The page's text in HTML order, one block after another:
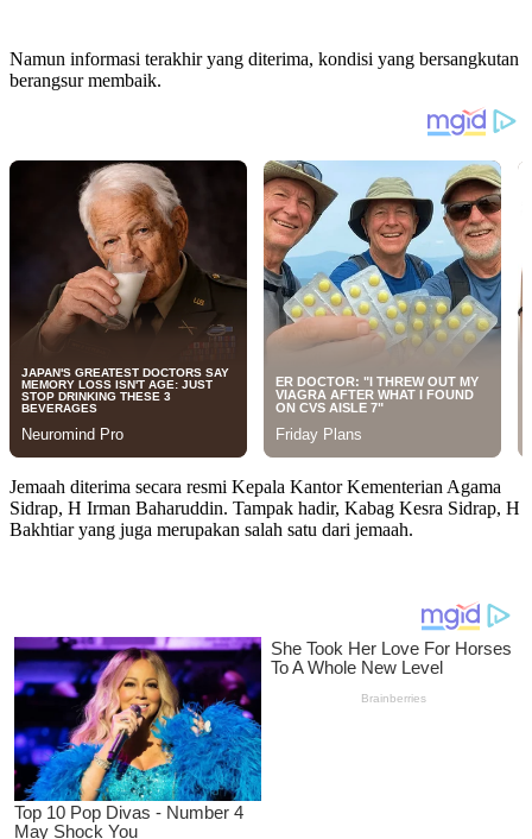
Namun informasi terakhir yang diterima, kondisi yang bersangkutan
berangsur membaik.
Jemaah diterima secara resmi Kepala Kantor Kementerian Agama
Sidrap, H Irman Baharuddin. Tampak hadir, Kabag Kesra Sidrap, H
Bakhtiar yang juga merupakan salah satu dari jemaah.